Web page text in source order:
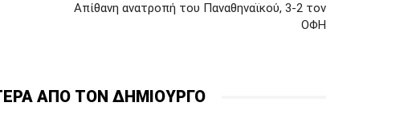
Απίθανη ανατροπή του Παναθηναϊκού, 3-2 τον
ΟΦΗ
ΑΠΟ ΤΟΝ ΔΗΜΙΟΥΡΓΟ